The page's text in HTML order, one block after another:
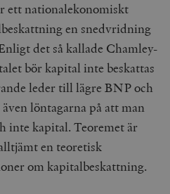
ett nationalekonomiskt
en snedvridning
det så kallade Chamley-
bör kapital inte beskattas
leder till lägre BNP och
löntagarna på att man
inte kapital. Teoremet är
en teoretisk
om kapitalbeskattning.